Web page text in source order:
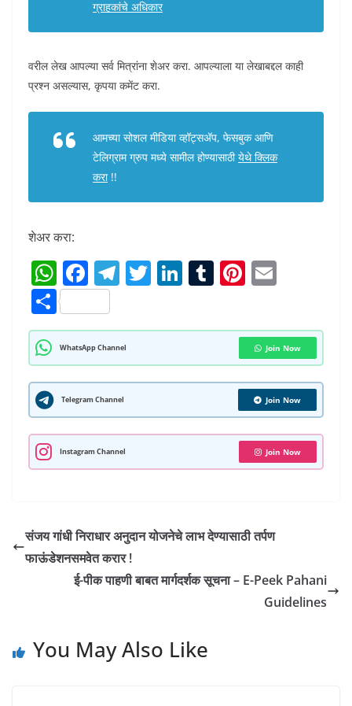
ग्राहकांचे अधिकार
वरील लेख आपल्या सर्व मित्रांना शेअर करा. आपल्याला या लेखाबद्दल काही
प्रश्न असल्यास, कृपया कमेंट करा.
आमच्या सोशल मीडिया व्हॉट्सअ‍ॅप, फेसबुक आणि
टेलिग्राम ग्रुप मध्ये सामील होण्यासाठीयेथे क्लिक
करा!!
शेअर करा:
W
h
at
s
A
p
p
F
a
c
e
b
o
o
k
T
e
gr
a
m
T
itt
Li
k
dI
T
m
r
Pi
er
e
st
ai
l
S
h
ar
e
WhatsApp Channel Join Now
Telegram Channel Join Now
Instagram Channel Join Now
संजय गांधी निराधार अनुदान योजनेचे लाभ देण्यासाठी तर्पण
फाऊंडेशनसमवेत करार !
ई-पीक पाहणी बाबत मार्गदर्शक सूचना – E-Peek Pahani
Guidelines
You May Also Like